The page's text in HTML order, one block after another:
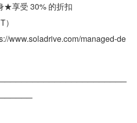
★享受 30% 的折扣
www.soladrive.com/managed-de